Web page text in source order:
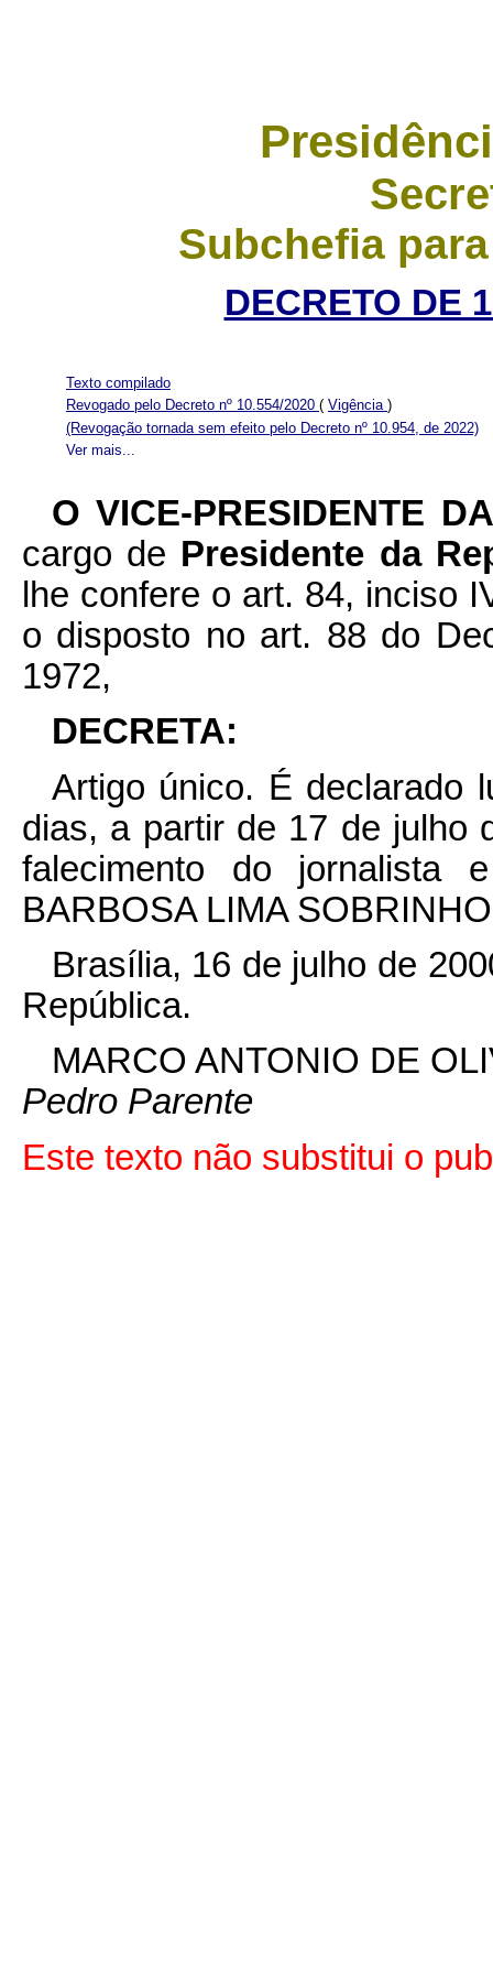
Subchefia
DECRETO DE
Ver mais...
Texto compilado
Revogado pelo Decreto nº 10.554/2020 ( Vigência )
(Revogação tornada sem efeito pelo Decreto nº 10.954, de 2022)
O VICE-PRESIDENTE
cargo de Presidente da
lhe confere o art. 84, inciso
o disposto no art. 88 do
1972,
DECRETA:
Artigo único. É declarado
dias, a partir de 17 de julho
falecimento do jornalista
BARBOSA LIMA
Brasília, 16 de julho de
República.
MARCO ANTONIO DE
Pedro Parente
Este texto não substitui o